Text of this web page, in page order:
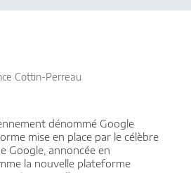
Cottin-Perreau
dénommé Google
mise en place par le célèbre
Google, annoncée en
la nouvelle plateforme